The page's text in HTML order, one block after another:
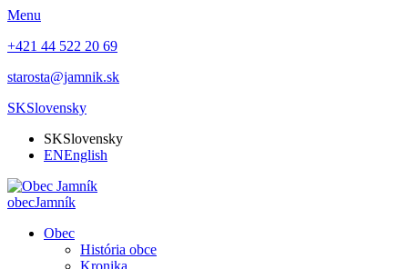
Menu
+421 44 522 20 69
starosta@jamnik.sk
SKSlovensky
SKSlovensky
ENEnglish
obecJamník
Obec
História obce
Kronika